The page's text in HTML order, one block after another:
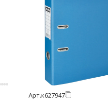
Арт.к627947